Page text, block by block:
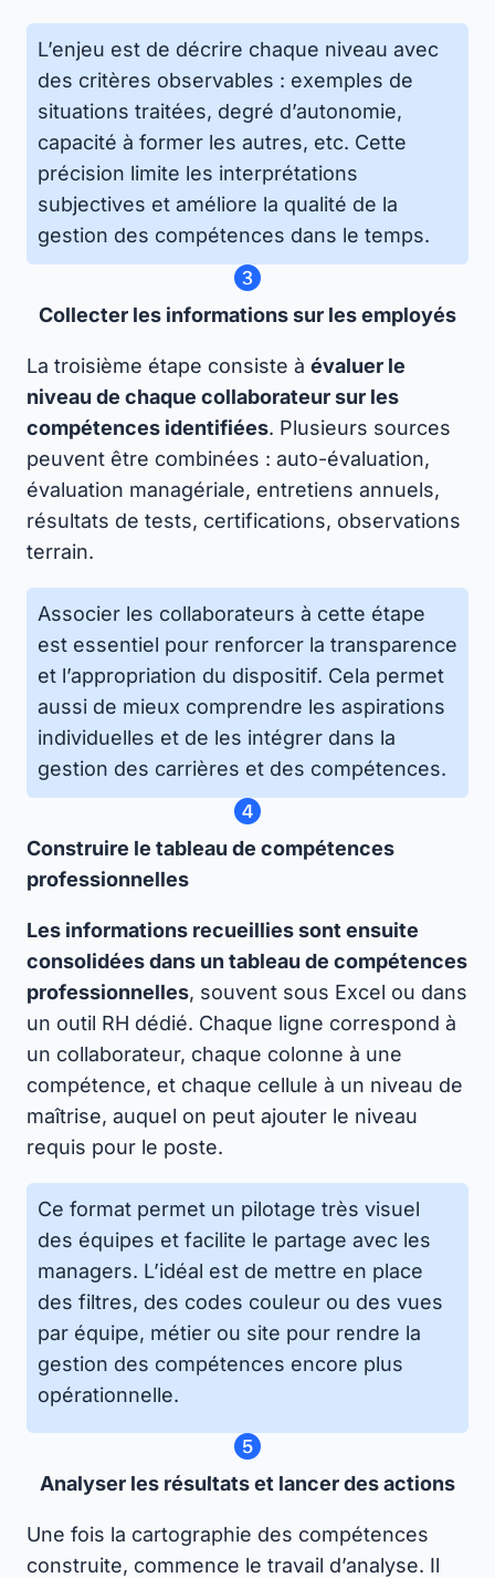
L’enjeu est de décrire chaque niveau avec
des critères observables : exemples de
situations traitées, degré d’autonomie,
capacité à former les autres, etc. Cette
précision limite les interprétations
subjectives et améliore la qualité de la
gestion des compétences dans le temps.
Collecter les informations sur les employés
La troisième étape consiste à évaluer le
niveau de chaque collaborateur sur les
compétences identifiées. Plusieurs sources
peuvent être combinées : auto-évaluation,
évaluation managériale, entretiens annuels,
résultats de tests, certifications, observations
terrain.
Associer les collaborateurs à cette étape
est essentiel pour renforcer la transparence
et l’appropriation du dispositif. Cela permet
aussi de mieux comprendre les aspirations
individuelles et de les intégrer dans la
gestion des carrières et des compétences.
Construire le tableau de compétences
professionnelles
Les informations recueillies sont ensuite
consolidées dans un tableau de compétences
professionnelles, souvent sous Excel ou dans
un outil RH dédié. Chaque ligne correspond à
un collaborateur, chaque colonne à une
compétence, et chaque cellule à un niveau de
maîtrise, auquel on peut ajouter le niveau
requis pour le poste.
Ce format permet un pilotage très visuel
des équipes et facilite le partage avec les
managers. L’idéal est de mettre en place
des filtres, des codes couleur ou des vues
par équipe, métier ou site pour rendre la
gestion des compétences encore plus
opérationnelle.
Analyser les résultats et lancer des actions
Une fois la cartographie des compétences
construite, commence le travail d’analyse. Il